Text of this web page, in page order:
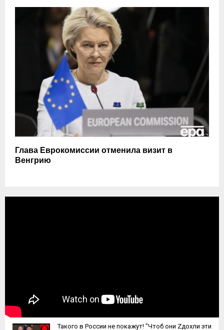
Глава Еврокомиссии отменила визит в
Венгрию
Такого в России не покажут! "Чтоб они Zдохли эти